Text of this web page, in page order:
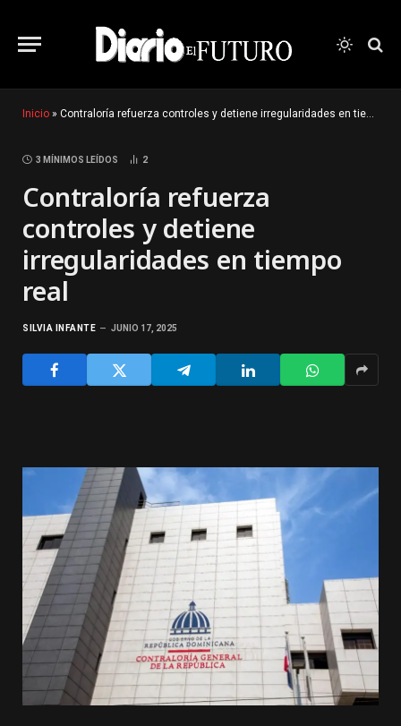
Inicio » Contraloría refuerza controles y detiene irregularidades en tiempo real
3 MÍNIMOS LEÍDOS 2
Contraloría refuerza
controles y detiene
irregularidades en tiempo
real
SILVIA INFANTE JUNIO 17, 2025